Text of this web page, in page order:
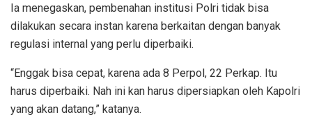
Ia menegaskan, pembenahan institusi Polri tidak bisa
dilakukan secara instan karena berkaitan dengan banyak
regulasi internal yang perlu diperbaiki.
“Enggak bisa cepat, karena ada 8 Perpol, 22 Perkap. Itu
harus diperbaiki. Nah ini kan harus dipersiapkan oleh Kapolri
yang akan datang,” katanya.